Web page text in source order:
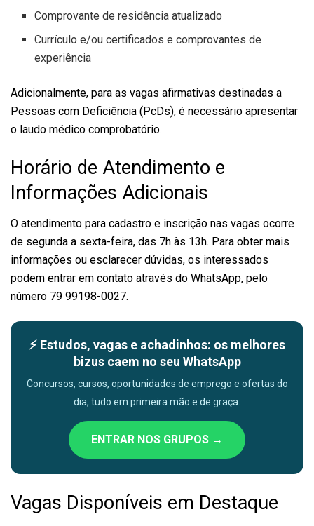
Comprovante de residência atualizado
Currículo e/ou certificados e comprovantes de
experiência
Adicionalmente, para as vagas afirmativas destinadas a
Pessoas com Deficiência (PcDs), é necessário apresentar
o laudo médico comprobatório.
Horário de Atendimento e
Informações Adicionais
O atendimento para cadastro e inscrição nas vagas ocorre
de segunda a sexta-feira, das 7h às 13h. Para obter mais
informações ou esclarecer dúvidas, os interessados
podem entrar em contato através do WhatsApp, pelo
número 79 99198-0027.
⚡ Estudos, vagas e achadinhos: os melhores
bizus caem no seu WhatsApp
Concursos, cursos, oportunidades de emprego e ofertas do
dia, tudo em primeira mão e de graça.
ENTRAR NOS GRUPOS →
Vagas Disponíveis em Destaque